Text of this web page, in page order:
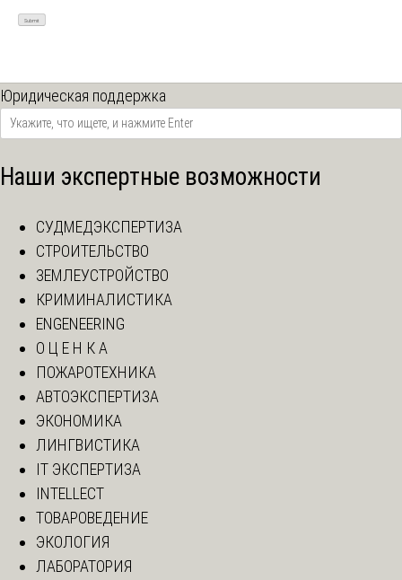
Юридическая поддержка
Наши экспертные возможности
СУДМЕДЭКСПЕРТИЗА
СТРОИТЕЛЬСТВО
ЗЕМЛЕУСТРОЙСТВО
КРИМИНАЛИСТИКА
ENGENEERING
О Ц Е Н К А
ПОЖАРОТЕХНИКА
АВТОЭКСПЕРТИЗА
ЭКОНОМИКА
ЛИНГВИСТИКА
IT ЭКСПЕРТИЗА
INTELLECT
ТОВАРОВЕДЕНИЕ
ЭКОЛОГИЯ
ЛАБОРАТОРИЯ